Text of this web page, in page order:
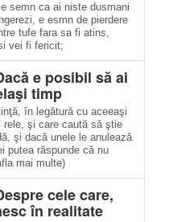
semn ca ai niste dusmani
e esmn de pierdere
tufe fara sa fi atins,
vei fi fericit;
e posibil să ai
timp
în legătură cu aceeaşi
şi care caută să ştie
şi dacă unele le anulează
putea răspunde că nu
mai multe)
cele care,
în realitate